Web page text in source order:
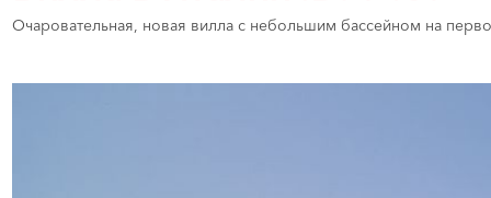
Очаровательная, новая вилла с небольшим бассейном на